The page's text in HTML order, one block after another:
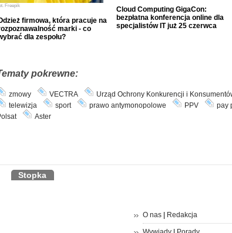
Freepik
firmowa, która pracuje na
marki - co
dla zespołu?
Cloud Computing GigaCon:
bezpłatna konferencja online dla
specjalistów IT już 25 czerwca
pokrewne:
zmowy VECTRA Urząd Ochrony Konkurencji i
telewizja
sport prawo antymonopolowe PPV pay
Aster
Stopka
O nas| Redakcja